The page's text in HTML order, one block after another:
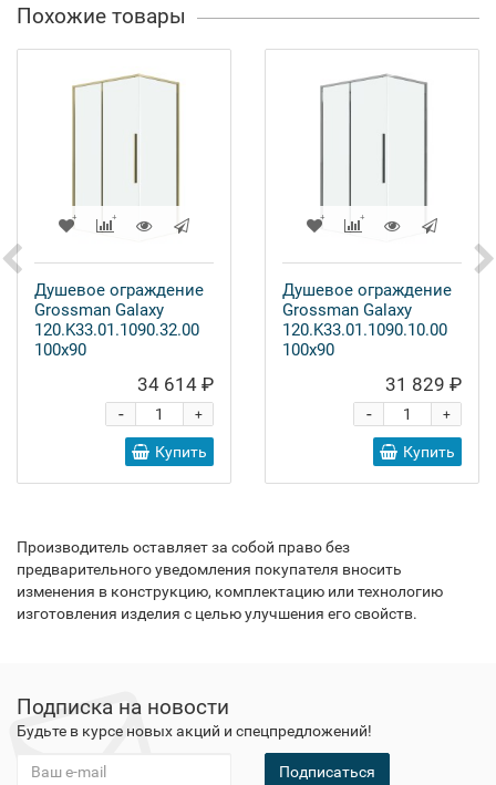
Похожие товары
Душевое ограждение
Grossman Galaxy
120.K33.01.1090.32.00
100x90
34 614 ₽
+
-
Купить
Душевое ограждение
Grossman Galaxy
120.K33.01.1090.10.00
100x90
31 829 ₽
+
-
Купить
Производитель оставляет за собой право без
предварительного уведомления покупателя вносить
изменения в конструкцию, комплектацию или технологию
изготовления изделия с целью улучшения его свойств.
Подписка на новости
Будьте в курсе новых акций и спецпредложений!
Подписаться